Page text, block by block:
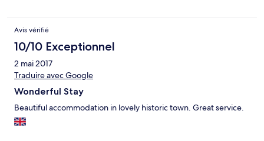
Avis vérifié
10/10 Exceptionnel
2 mai 2017
Traduire avec Google
Wonderful Stay
Beautiful accommodation in lovely historic town. Great service.